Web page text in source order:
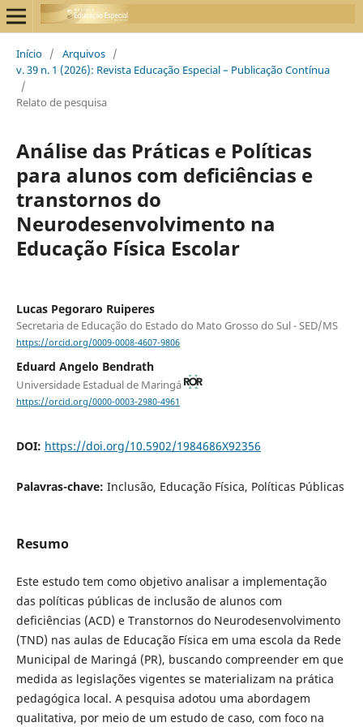
Início / Arquivos /
v. 39 n. 1 (2026): Revista Educação Especial – Publicação Contínua
/
Relato de pesquisa
Análise das Práticas e Políticas
para alunos com deficiências e
transtornos do
Neurodesenvolvimento na
Educação Física Escolar
Lucas Pegoraro Ruiperes
Secretaria de Educação do Estado do Mato Grosso do Sul - SED/MS
https://orcid.org/0009-0008-4607-9806
Eduard Angelo Bendrath
Universidade Estadual de Maringá
https://orcid.org/0000-0003-2980-4961
DOI: https://doi.org/10.5902/1984686X92356
Palavras-chave: Inclusão, Educação Física, Políticas Públicas
Resumo
Este estudo tem como objetivo analisar a implementação
das políticas públicas de inclusão de alunos com
deficiências (ACD) e Transtornos do Neurodesenvolvimento
(TND) nas aulas de Educação Física em uma escola da Rede
Municipal de Maringá (PR), buscando compreender em que
medida as legislações vigentes se materializam na prática
pedagógica local. A pesquisa adotou uma abordagem
qualitativa, por meio de um estudo de caso, com foco na